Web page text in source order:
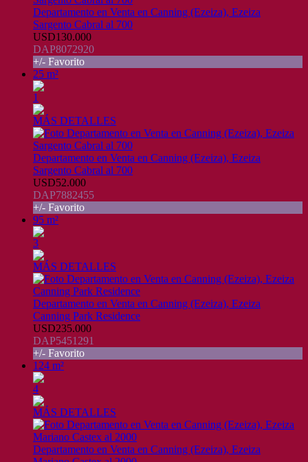
Departamento en Venta en Canning (Ezeiza), Ezeiza
Sargento Cabral al 700
USD130.000
DAP8072920
+/- Favorito
25 m²
1
MÁS DETALLES
Departamento en Venta en Canning (Ezeiza), Ezeiza
Sargento Cabral al 700
USD52.000
DAP7882455
+/- Favorito
95 m²
3
MÁS DETALLES
Departamento en Venta en Canning (Ezeiza), Ezeiza
Canning Park Residence
USD235.000
DAP5451291
+/- Favorito
124 m²
4
MÁS DETALLES
Departamento en Venta en Canning (Ezeiza), Ezeiza